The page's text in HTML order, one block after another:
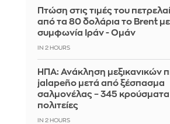
Πτώση στις τιμές του
από τα 80 δολάρια το Brent
συμφωνία Ιράν - Ομάν
IN 2 HOURS
ΗΠΑ: Ανάκληση μεξικανικών
jalapeño μετά από ξέσπασμα
σαλμονέλας – 345 κρούσματα
πολιτείες
IN 2 HOURS